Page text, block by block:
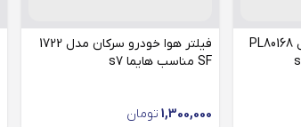
لنت ترمز جلو پارس مدل PL80168
فیلتر هوا خودرو سرکان مدل 1722
SF مناسب هایما s7
1,300,000 تومان